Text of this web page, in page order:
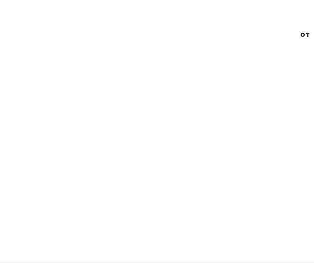
от